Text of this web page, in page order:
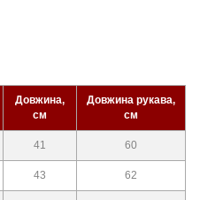
Довжина,
см
Довжина рукава,
см
41 60
43 62